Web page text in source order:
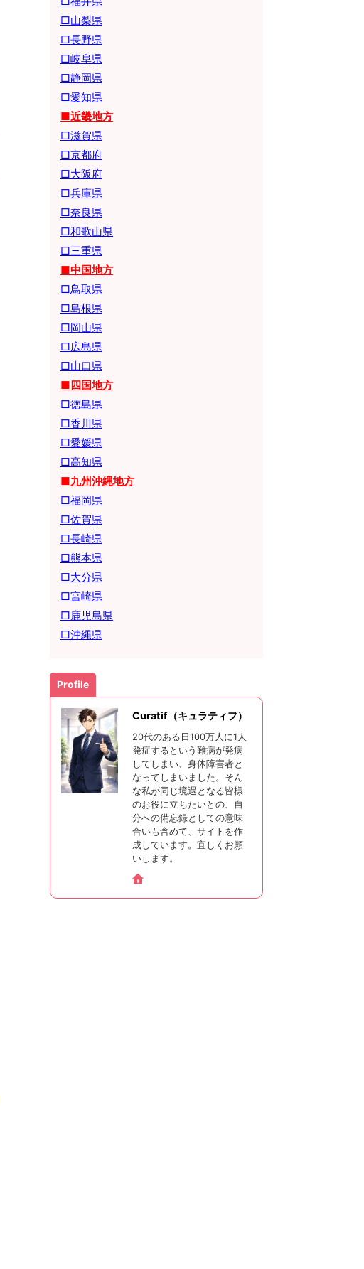
□山梨県
□長野県
□岐阜県
□静岡県
□愛知県
■近畿地方
□滋賀県
□京都府
□大阪府
□兵庫県
□奈良県
□和歌山県
□三重県
■中国地方
□鳥取県
□島根県
□岡山県
□広島県
□山口県
■四国地方
□徳島県
□香川県
□愛媛県
□高知県
■九州沖縄地方
□福岡県
□佐賀県
□長崎県
□熊本県
□大分県
□宮崎県
□鹿児島県
□沖縄県
Profile
Curatif（キュラティフ）
20代のある日100万人に1人
発症するという難病が発病
してしまい、身体障害者と
なってしまいました。そん
な私が同じ境遇となる皆様
のお役に立ちたいとの、自
分への備忘録としての意味
合いも含めて、サイトを作
成しています。宜しくお願
いします。